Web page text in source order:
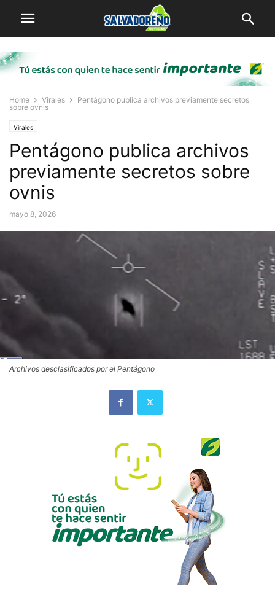
Home Virales
Pentágono publica archivos previamente secretos
sobre ovnis
Virales
Pentágono publica archivos
previamente secretos sobre
ovnis
mayo 8, 2026
Archivos desclasificados por el Pentágono